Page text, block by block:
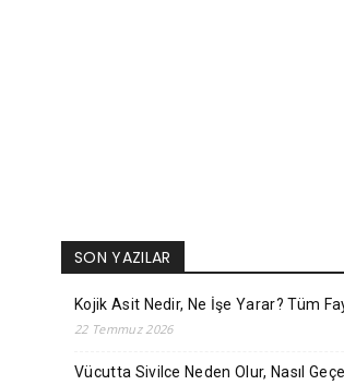
SON YAZILAR
Kojik Asit Nedir, Ne İşe Yarar? Tüm
22 Temmuz 2026
Vücutta Sivilce Neden Olur, Nasıl